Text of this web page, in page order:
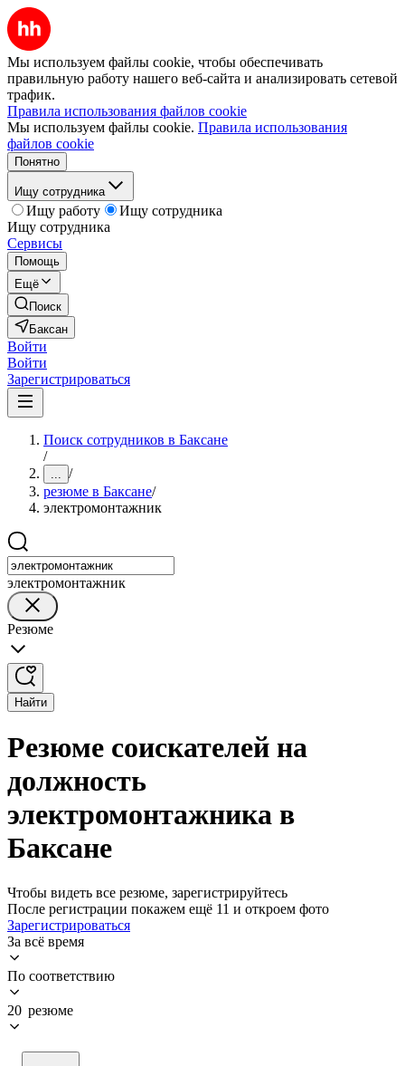
Мы используем файлы cookie, чтобы обеспечивать
правильную работу нашего веб-сайта и анализировать сетевой
трафик.
Правила использования файлов cookie
Мы используем файлы cookie. Правила использования
файлов cookie
Понятно
Ищу сотрудника
Ищу работу
Ищу сотрудника
Ищу сотрудника
Сервисы
Помощь
Ещё
Поиск
Баксан
Войти
Войти
Зарегистрироваться
Поиск сотрудников в Баксане
/
... /
резюме в Баксане/
электромонтажник
электромонтажник
Резюме
Найти
Резюме соискателей на
должность
электромонтажника в
Баксане
Чтобы видеть все резюме, зарегистрируйтесь
После регистрации покажем ещё 11 и откроем фото
Зарегистрироваться
За всё время
По соответствию
20 резюме